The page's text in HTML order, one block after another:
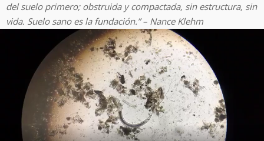
del suelo primero; obstruida y compactada, sin estructura, sin
vida. Suelo sano es la fundación.” – Nance Klehm